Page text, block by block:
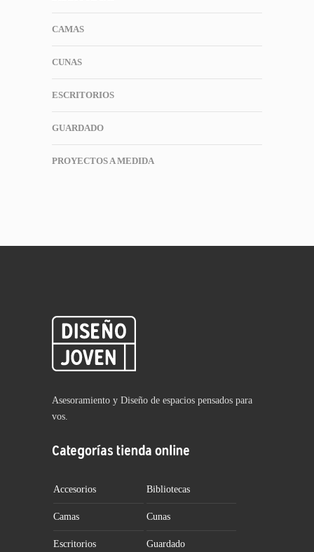
CAMAS
CUNAS
ESCRITORIOS
GUARDADO
PROYECTOS A MEDIDA
Asesoramiento y Diseño de espacios pensados para
vos.
Categorías tienda online
Accesorios Bibliotecas
Camas Cunas
Escritorios Guardado